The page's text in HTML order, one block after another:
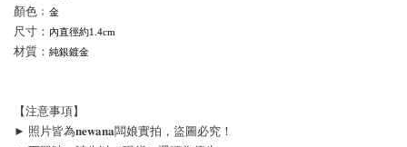
顏色﹔ 金
尺寸： 內直徑約1.4cm
材質： 純銀鍍金
【注意事項】
► 照片皆為𝐧𝐞𝐰𝐚𝐧𝐚闆娘實拍，盜圖必究！